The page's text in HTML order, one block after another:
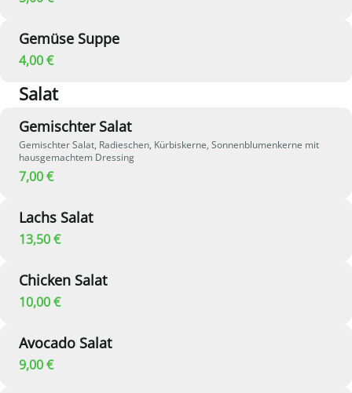
Gemüse Suppe
4,00 €
Salat
Gemischter Salat
Gemischter Salat, Radieschen, Kürbiskerne, Sonnenblumenkerne mit
hausgemachtem Dressing
7,00 €
Lachs Salat
13,50 €
Chicken Salat
10,00 €
Avocado Salat
9,00 €